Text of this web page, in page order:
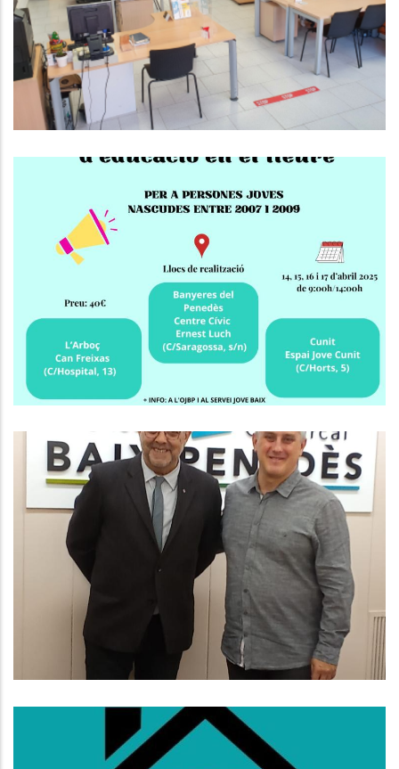
L’HABITATGE I EL CONSUM
Altres
Curs De Premonitors/es
D'Educació En El Lleure!
Joventut
El President Del Consell Comarcal
Del Baix Penedès Es Reuneix Amb
El Delegat Del Govern
Altres